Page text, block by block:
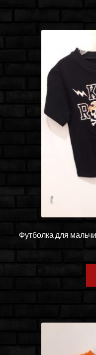
Футболка для